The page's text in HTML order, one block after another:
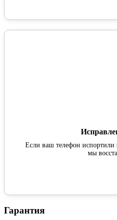
Если ваш телефон испортили
мы
Гарантия